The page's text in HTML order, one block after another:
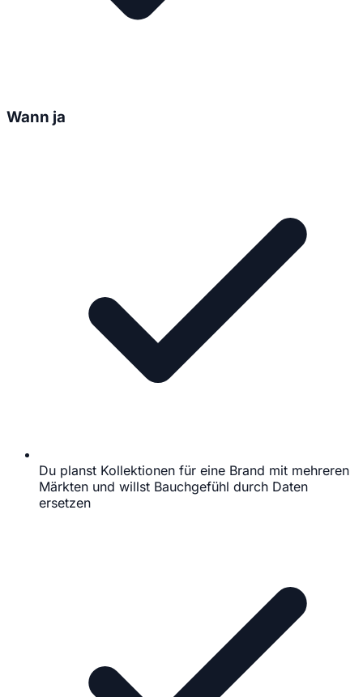
Wann ja
Du planst Kollektionen für eine Brand mit mehreren
Märkten und willst Bauchgefühl durch Daten
ersetzen